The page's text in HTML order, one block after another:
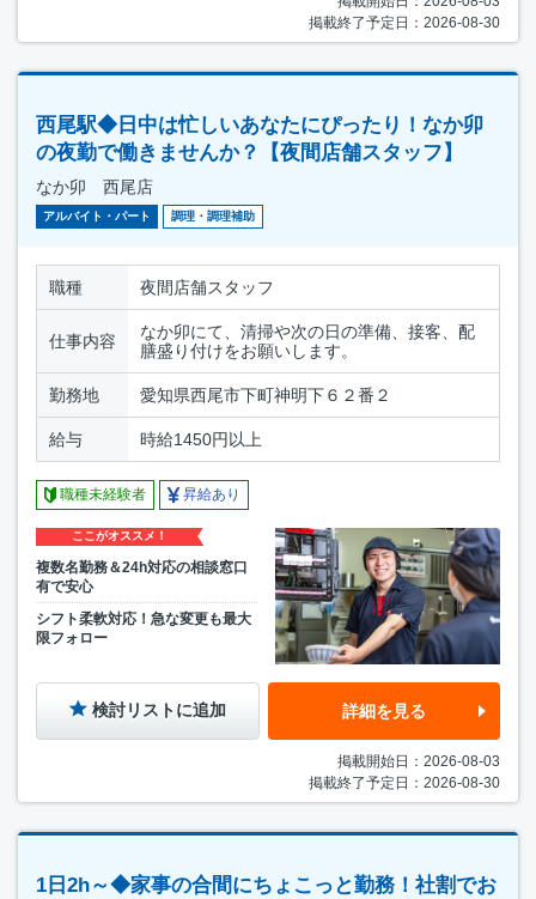
掲載終了予定日：2026-08-30
西尾駅◆日中は忙しいあなたにぴったり！なか卯
の夜勤で働きませんか？【夜間店舗スタッフ】
なか卯 西尾店
アルバイト・パート 調理・調理補助
職種 夜間店舗スタッフ
仕事内容
なか卯にて、清掃や次の日の準備、接客、配
膳盛り付けをお願いします。
勤務地 愛知県西尾市下町神明下６２番２
給与 時給1450円以上
職種未経験者 昇給あり
ここがオススメ！
複数名勤務＆24h対応の相談窓口
有で安心
シフト柔軟対応！急な変更も最大
限フォロー
検討リストに追加 詳細を見る
掲載開始日：2026-08-03
掲載終了予定日：2026-08-30
1日2h～◆家事の合間にちょこっと勤務！社割でお